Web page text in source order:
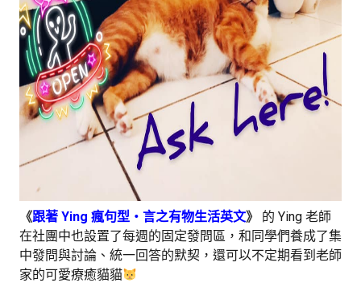
《跟著 Ying 瘋句型・言之有物生活英文》
的 Ying 老師
在社團中也設置了每週的固定發問區，和同學們養成了集
中發問與討論、統一回答的默契，還可以不定期看到老師
家的可愛療癒貓貓